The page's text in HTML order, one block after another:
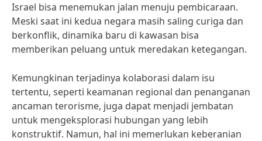
Israel bisa menemukan jalan menuju pembicaraan.
Meski saat ini kedua negara masih saling curiga dan
berkonflik, dinamika baru di kawasan bisa
memberikan peluang untuk meredakan ketegangan.
Kemungkinan terjadinya kolaborasi dalam isu
tertentu, seperti keamanan regional dan penanganan
ancaman terorisme, juga dapat menjadi jembatan
untuk mengeksplorasi hubungan yang lebih
konstruktif. Namun, hal ini memerlukan keberanian